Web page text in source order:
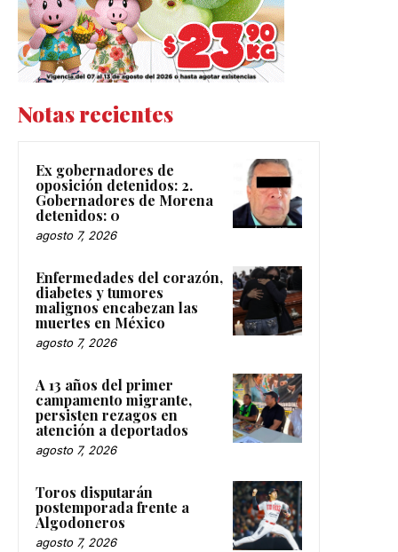
Notas recientes
Ex gobernadores de
oposición detenidos: 2.
Gobernadores de Morena
detenidos: 0
agosto 7, 2026
Enfermedades del corazón,
diabetes y tumores
malignos encabezan las
muertes en México
agosto 7, 2026
A 13 años del primer
campamento migrante,
persisten rezagos en
atención a deportados
agosto 7, 2026
Toros disputarán
postemporada frente a
Algodoneros
agosto 7, 2026